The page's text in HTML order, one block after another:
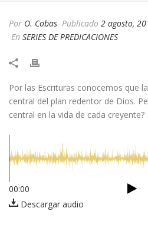
Por O. Cobas Publicado 2 agosto,
En SERIES DE PREDICACIONES
​Por las Escrituras conocemos que
central del plan redentor de Dios.
central en la vida de cada creyente?
00:00
Descargar audio